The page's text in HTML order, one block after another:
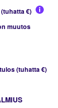
€)
muutos
(tuhatta €)